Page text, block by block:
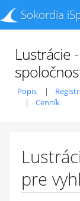
Sokordia
Lustrácie
Popis
Cenník
pre